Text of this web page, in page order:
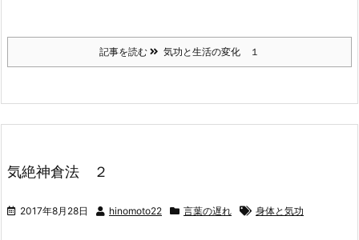
記事を読む 気功と生活の変化 １
気絶神倉法 ２
2017年8月28日 hinomoto22 言葉の遅れ 身体と気功